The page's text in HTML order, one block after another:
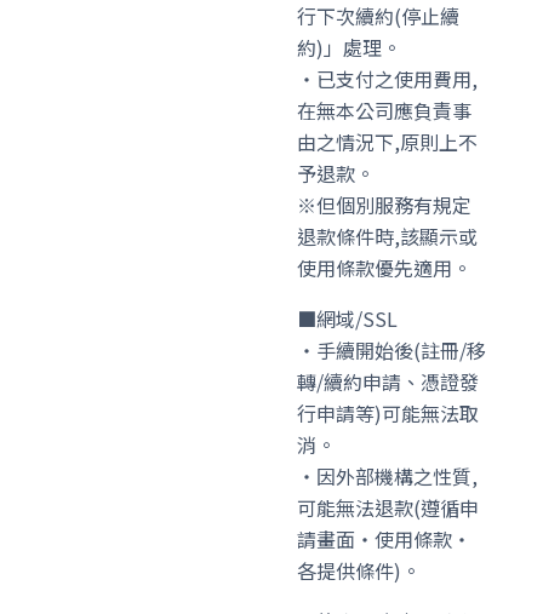
行下次續約(停止續
約)」處理。
・已支付之使用費用,
在無本公司應負責事
由之情況下,原則上不
予退款。
※但個別服務有規定
退款條件時,該顯示或
使用條款優先適用。
■網域/SSL
・手續開始後(註冊/移
轉/續約申請、憑證發
行申請等)可能無法取
消。
・因外部機構之性質,
可能無法退款(遵循申
請畫面・使用條款・
各提供條件)。